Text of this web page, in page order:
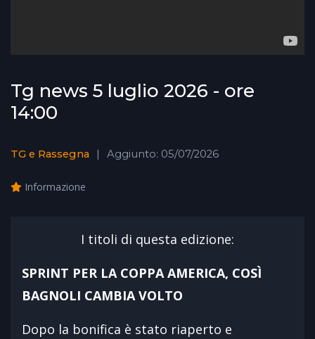
Tg news 5 luglio 2026 - ore
14:00
TG e Rassegna Aggiunto: 05/07/2026
Informazione
I titoli di questa edizione:
SPRINT PER LA COPPA AMERICA, COSÌ
BAGNOLI CAMBIA VOLTO
Dopo la bonifica è stato riaperto e